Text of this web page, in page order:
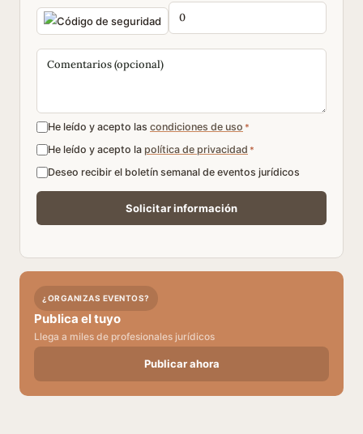
He leído y acepto las condiciones de uso *
He leído y acepto la política de privacidad *
Deseo recibir el boletín semanal de eventos jurídicos
¿ORGANIZAS EVENTOS?
Publica el tuyo
Llega a miles de profesionales jurídicos
Publicar ahora